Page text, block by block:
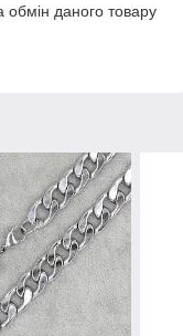
даного товару